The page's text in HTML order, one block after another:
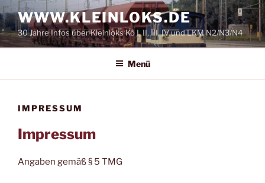
Zum
Inhalt
springen
WWW.KLEINLOKS.DE
30 Jahre Infos über Kleinloks Kö I, II, III, IV und LKM N2/N3/N4
Menü
IMPRESSUM
Impressum
Angaben gemäß § 5 TMG